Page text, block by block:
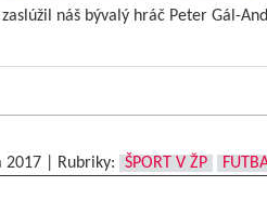
náš bývalý hráč Peter Gál-
2017| Rubriky: ŠPORT V ŽP